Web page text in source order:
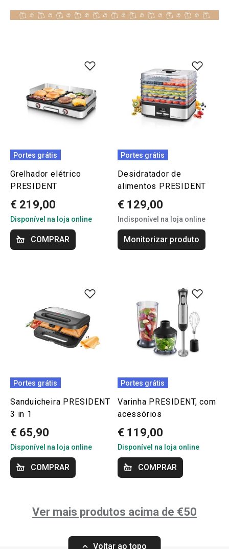
Portes grátis
Grelhador elétrico
PRESIDENT
€ 219,00
Disponível na loja online
COMPRAR
Portes grátis
Desidratador de
alimentos PRESIDENT
€ 129,00
Indisponível na loja online
Monitorizar produto
Portes grátis
Sanduicheira PRESIDENT
3 in 1
€ 65,90
Disponível na loja online
COMPRAR
Portes grátis
Varinha PRESIDENT, com
acessórios
€ 119,00
Disponível na loja online
COMPRAR
Ver mais produtos acima de €50
Voltar ao topo